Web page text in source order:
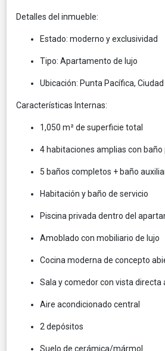
Detalles del inmueble:
Estado: moderno y exclusividad
Tipo: Apartamento de lujo
Ubicación: Punta Pacífica,
Características Internas:
1,050 m² de superficie total
4 habitaciones amplias con baño
5 baños completos + baño
Habitación y baño de servicio
Piscina privada dentro del
Amoblado con mobiliario de lujo
Cocina moderna de concepto
Sala y comedor con vista directa
Aire acondicionado central
2 depósitos
Suelo de cerámica/mármol